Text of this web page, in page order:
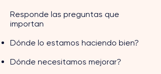
Responde las preguntas que
importan
Dónde lo estamos haciendo bien?
Dónde necesitamos mejorar?